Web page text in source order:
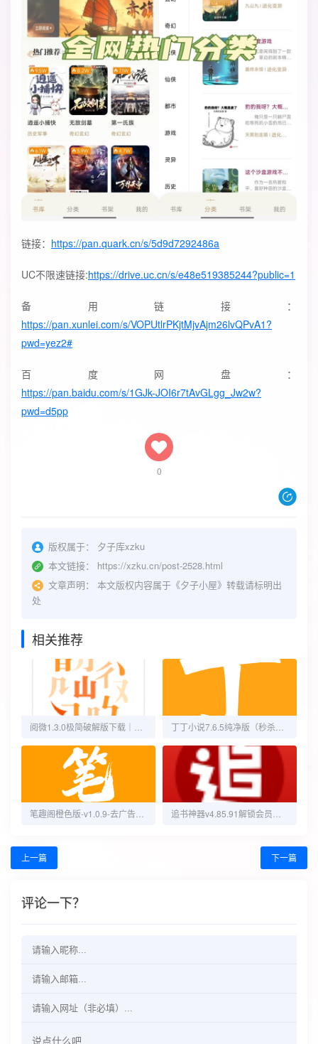
链接： https://pan.quark.cn/s/5d9d7292486a
UC不限速链接:https://drive.uc.cn/s/e48e519385244?public=1
备用链接：
https://pan.xunlei.com/s/VOPUtlrPKjtMjvAjm26lvQPvA1?
pwd=yez2#
百度网盘：
https://pan.baidu.com/s/1GJk-JOI6r7tAvGLgg_Jw2w?
pwd=d5pp
0
版权属于：
夕子库xzku
本文链接：
https://xzku.cn/post-2528.html
文章声明：
本文版权内容属于《夕子小屋》转载请标明出
处
相关推荐
上一篇 下一篇
评论一下？